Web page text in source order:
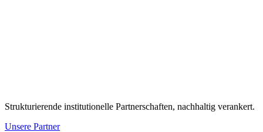
Strukturierende institutionelle Partnerschaften, nachhaltig verankert.
Unsere Partner